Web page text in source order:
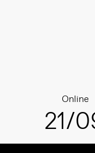
Online
21/